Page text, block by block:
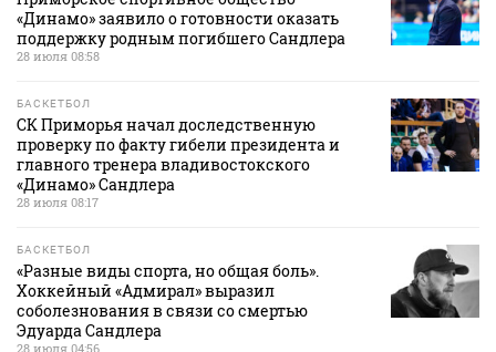
«Динамо» заявило о готовности оказать
поддержку родным погибшего Сандлера
28 июля 08:58
БАСКЕТБОЛ
СК Приморья начал доследственную
проверку по факту гибели президента и
главного тренера владивостокского
«Динамо» Сандлера
28 июля 08:17
БАСКЕТБОЛ
«Разные виды спорта, но общая боль».
Хоккейный «Адмирал» выразил
соболезнования в связи со смертью
Эдуарда Сандлера
28 июля 04:56